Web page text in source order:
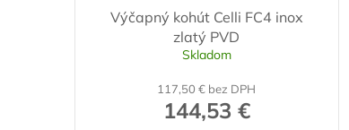
Výčapný kohút Celli FC4 inox
zlatý PVD
Skladom
117,50 € bez DPH
144,53 €